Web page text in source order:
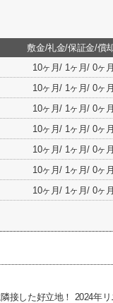
敷金/礼金/保証金/償
10ヶ月/ 1ヶ月/ 0ヶ
10ヶ月/ 1ヶ月/ 0ヶ
10ヶ月/ 1ヶ月/ 0ヶ
10ヶ月/ 1ヶ月/ 0ヶ
10ヶ月/ 1ヶ月/ 0ヶ
10ヶ月/ 1ヶ月/ 0ヶ
10ヶ月/ 1ヶ月/ 0ヶ
接した好立地！ 2024年